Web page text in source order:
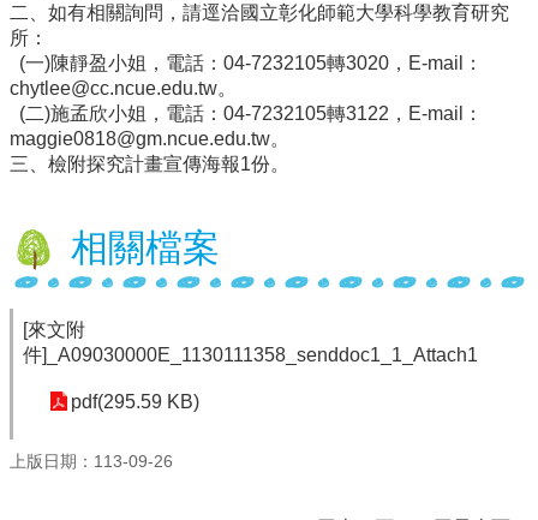
行
政
處
室
課
程
校
務
E
化
關
二、如有相關詢問，請逕洽國立彰化師範大學科學教育研究
所：
(一)陳靜盈小姐，電話：04-7232105轉3020，E-mail：
chytlee@cc.ncue.edu.tw。
(二)施孟欣小姐，電話：04-7232105轉3122，E-mail：
maggie0818@gm.ncue.edu.tw。
三、檢附探究計畫宣傳海報1份。
相關檔案
[來文附
件]_A09030000E_1130111358_senddoc1_1_Attach1
pdf(295.59 KB)
上版日期：113-09-26